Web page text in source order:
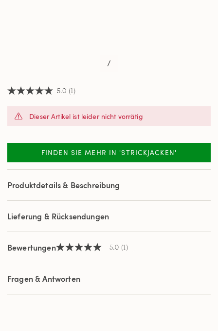
/
5.0
Sternen,
Bewertung.
Review.
Link
derselben
5.0 (1)
Dieser Artikel ist leider nicht vorrätig
FINDEN SIE MEHR IN 'STRICKJACKEN'
Produktdetails & Beschreibung
Lieferung & Rücksendungen
Bewertungen5.0
5
Sternen,
Durchschnittswert
Bewertung.
5.0 (1)
Fragen & Antworten